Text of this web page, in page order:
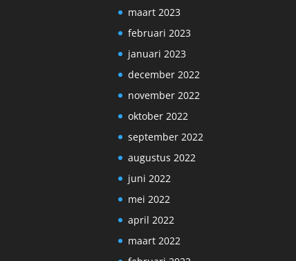
maart 2023
februari 2023
januari 2023
december 2022
november 2022
oktober 2022
september 2022
augustus 2022
juni 2022
mei 2022
april 2022
maart 2022